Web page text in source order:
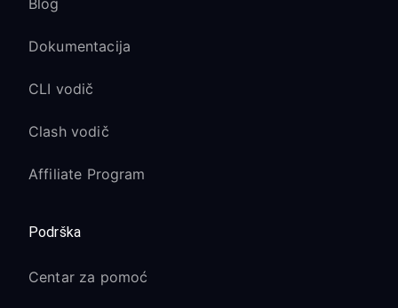
Blog
Dokumentacija
CLI vodič
Clash vodič
Affiliate Program
Podrška
Centar za pomoć